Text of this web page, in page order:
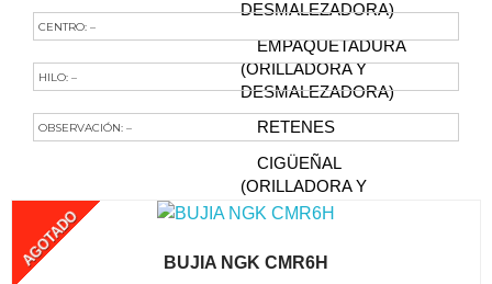
DESMALEZADORA)
EMPAQUETADURA
(ORILLADORA Y
DESMALEZADORA)
RETENES
CIGÜEÑAL
(ORILLADORA Y
DESMALEZADORA)
(ORILLADORA /
CENTRO: –
HILO: –
OBSERVACIÓN: –
Te Podría Interesar
BUJIA NGK CMR6H
AGOTADO